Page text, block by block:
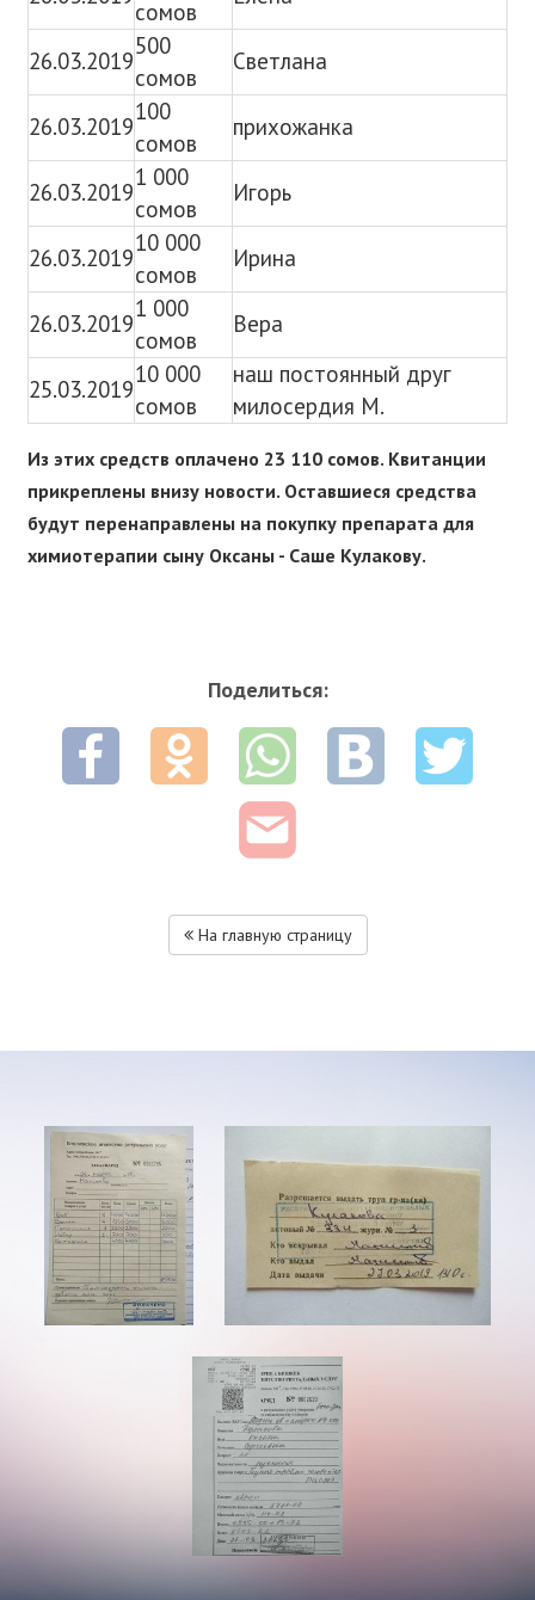
сомов
26.03.2019
500
сомов
Светлана
26.03.2019
100
сомов
прихожанка
26.03.2019
1 000
сомов
Игорь
26.03.2019
10 000
сомов
Ирина
26.03.2019
1 000
сомов
Вера
25.03.2019
10 000
сомов
наш постоянный друг
милосердия М.
Из этих средств оплачено 23 110 сомов. Квитанции
прикреплены внизу новости. Оставшиеся средства
будут перенаправлены на покупку препарата для
химиотерапии сыну Оксаны - Саше Кулакову.
Поделиться:
На главную страницу